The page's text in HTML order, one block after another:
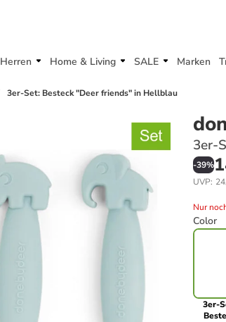
Herren Home & Living SALE Marken
3er-Set: Besteck "Deer friends" in Hellblau
3er-
-39%
UVP:
Nur
Color
3er-